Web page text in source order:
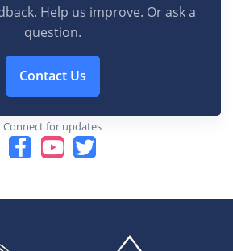
Help us improve. Or ask a
question.
Contact Us
Connect for updates